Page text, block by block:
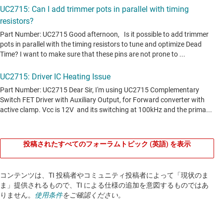
投稿されたすべてのフォーラムトピック (英語) を表示
コンテンツは、TI 投稿者やコミュニティ投稿者によって「現状のま
ま」提供されるもので、TI による仕様の追加を意図するものではあ
りません。 使用条件をご確認ください。